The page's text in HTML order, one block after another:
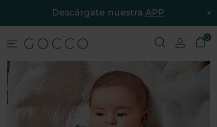
Descárgate nuestraAPP ×
0